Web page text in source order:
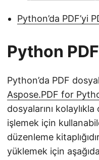
Python’da PDF’yi
Python
Python’da PDF
Aspose.PDF for
dosyalarını
işlemek için
düzenleme
yüklemek için